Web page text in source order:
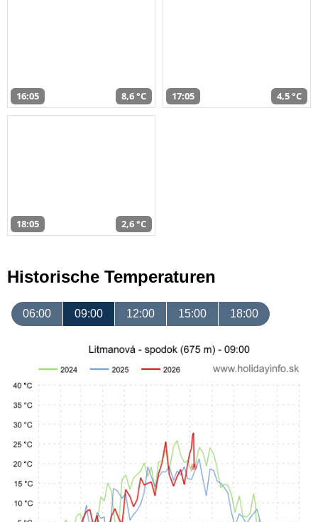
16:05 8,6 °C 17:05 4,5 °C
18:05 2,6 °C
Historische Temperaturen
06:00 09:00 12:00 15:00 18:00